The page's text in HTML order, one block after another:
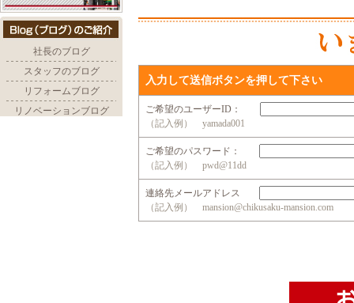
入力して送信ボタンを押して下さい
ご希望のユーザーID：
（記入例） yamada001
ご希望のパスワード：
（記入例） pwd@11dd
連絡先メールアドレス
（記入例） mansion@chikusaku-mansion.com